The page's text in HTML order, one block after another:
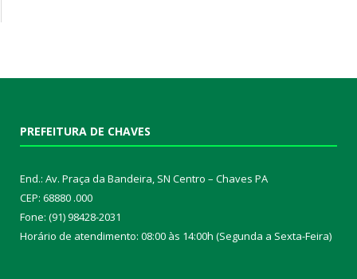
PREFEITURA DE CHAVES
End.: Av. Praça da Bandeira, SN Centro – Chaves PA
CEP: 68880 .000
Fone: (91) 98428-2031
Horário de atendimento: 08:00 às 14:00h (Segunda a Sexta-Feira)